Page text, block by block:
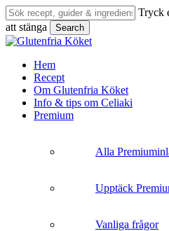
Skip
to
main
content
Tryck
att stänga
Search
Close
search
Menu
Hem
Recept
Om Glutenfria Köket
Info & tips om Celiaki
Premium
Alla
Upptäck
Vanliga frågor